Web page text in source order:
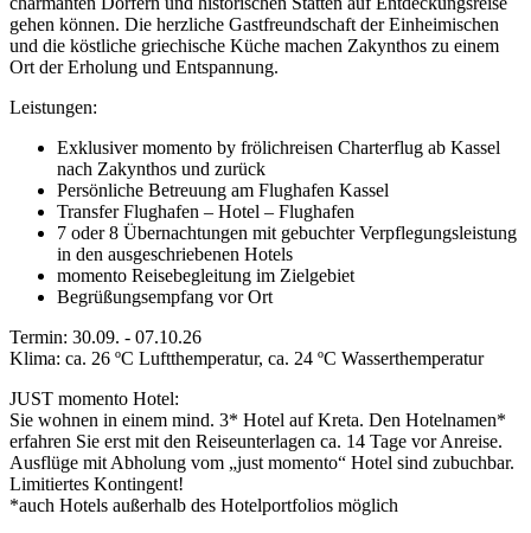
gehen können. Die herzliche Gastfreundschaft der Einheimischen
und die köstliche griechische Küche machen Zakynthos zu einem
Ort der Erholung und Entspannung.
Leistungen:
Exklusiver momento by frölichreisen Charterflug ab Kassel
nach Zakynthos und zurück
Persönliche Betreuung am Flughafen Kassel
Transfer Flughafen – Hotel – Flughafen
7 oder 8 Übernachtungen mit gebuchter Verpflegungsleistung
in den ausgeschriebenen Hotels
momento Reisebegleitung im Zielgebiet
Begrüßungsempfang vor Ort
Termin: 30.09. - 07.10.26
Klima: ca. 26 ºC Luftthemperatur, ca. 24 ºC Wasserthemperatur
JUST momento Hotel:
Sie wohnen in einem mind. 3* Hotel auf Kreta. Den Hotelnamen*
erfahren Sie erst mit den Reiseunterlagen ca. 14 Tage vor Anreise.
Ausflüge mit Abholung vom „just momento“ Hotel sind zubuchbar.
Limitiertes Kontingent!
*auch Hotels außerhalb des Hotelportfolios möglich